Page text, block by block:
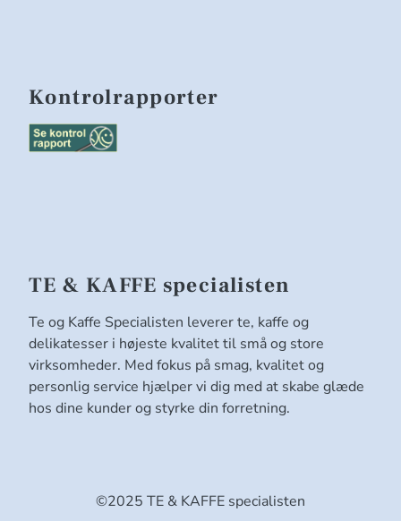
Kontrolrapporter
TE & KAFFE specialisten
Te og Kaffe Specialisten leverer te, kaffe og
delikatesser i højeste kvalitet til små og store
virksomheder. Med fokus på smag, kvalitet og
personlig service hjælper vi dig med at skabe glæde
hos dine kunder og styrke din forretning.
©2025 TE & KAFFE specialisten